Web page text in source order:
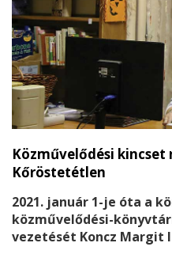
Közművelődési
Kőröstetétlen
2021. január 1-je óta a
közművelődési-
vezetését Koncz Margit